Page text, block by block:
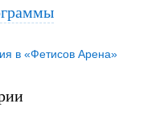
в «Фетисов Арена»